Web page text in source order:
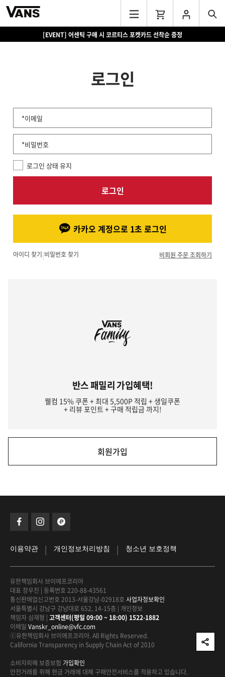
[EVENT] 어센틱 구매 시 코르티스 포켓카드 선착순 증정
로그인
*이메일
*비밀번호
로그인 상태 유지
로그인
카카오 계정으로 1초 로그인
아이디 찾기|비밀번호 찾기 비회원 주문 조회하기
반스 패밀리 가입혜택!
웰컴 15% 쿠폰 + 최대 5,500P 적립 + 생일쿠폰
+ 리뷰 포인트 + 구매 적립금 까지!
회원가입
이용약관 | 개인정보처리방침 | 청소년 보호정책
유한책임회사 브이에프코리아
대표 장우진 | 등록번호 220-88-43561
통신판매업신고번호 2013-서울강남-02918호 사업자정보확인
서울특별시 강남구 강남대로 652, 14-15층 | 개인정보
책임자 심재형 | 고객센터(평일 09:00 ~ 18:00) 1522-1882
이메일 Vanskr_online@vfc.com
ⓒ유한책임회사 브이에프코리아. All Rights Reserved.
California Transparency in Supply Chain Act of 2010
소비자피해 보증보험 가입확인
안전거래를 위해 현금 거래에 대해 구매안전서비스를 적용하고 있습니다.